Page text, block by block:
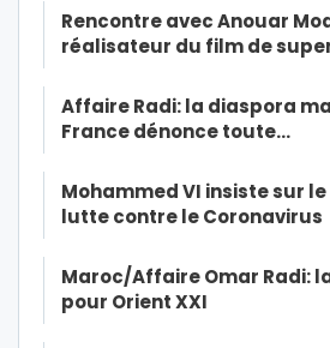
Rencontre avec Anouar
réalisateur du film de
Affaire Radi: la diaspora
France dénonce toute…
Mohammed VI insiste sur
lutte contre le Coronavirus
Maroc/Affaire Omar Radi:
pour Orient XXI